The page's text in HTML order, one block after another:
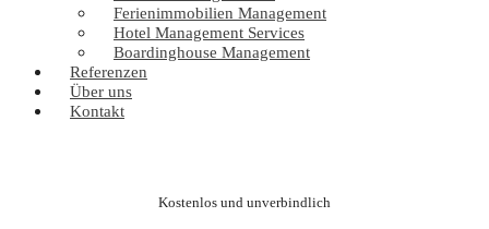
Ferienimmobilien Management
Hotel Management Services
Boardinghouse Management
Referenzen
Über uns
Kontakt
Kostenlos und unverbindlich